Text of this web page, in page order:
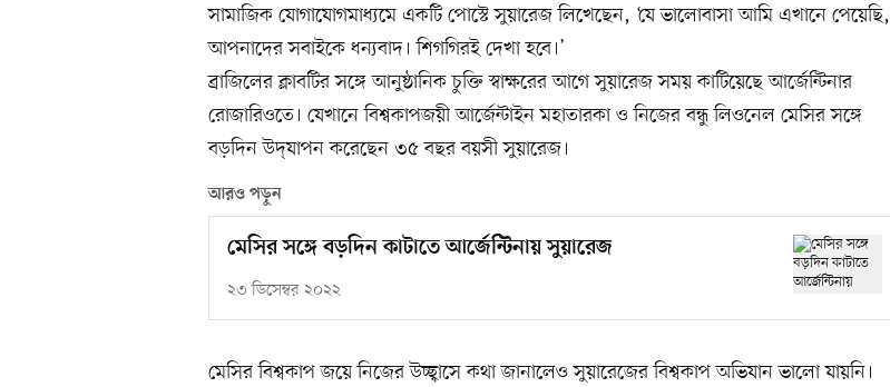
সামাজিক যোগাযোগমাধ্যমে একটি পোস্টে সুয়ারেজ লিখেছেন, ‘যে ভালোবাসা আমি এখানে পেয়েছি,
আপনাদের সবাইকে ধন্যবাদ। শিগগিরই দেখা হবে।’
ব্রাজিলের ক্লাবটির সঙ্গে আনুষ্ঠানিক চুক্তি স্বাক্ষরের আগে সুয়ারেজ সময় কাটিয়েছে আর্জেন্টিনার
রোজারিওতে। যেখানে বিশ্বকাপজয়ী আর্জেন্টাইন মহাতারকা ও নিজের বন্ধু লিওনেল মেসির সঙ্গে
বড়দিন উদ্‌যাপন করেছেন ৩৫ বছর বয়সী সুয়ারেজ।
আরও পড়ুন
মেসির সঙ্গে বড়দিন কাটাতে আর্জেন্টিনায় সুয়ারেজ
২৩ ডিসেম্বর ২০২২
মেসির বিশ্বকাপ জয়ে নিজের উচ্ছ্বাসে কথা জানালেও সুয়ারেজের বিশ্বকাপ অভিযান ভালো যায়নি।